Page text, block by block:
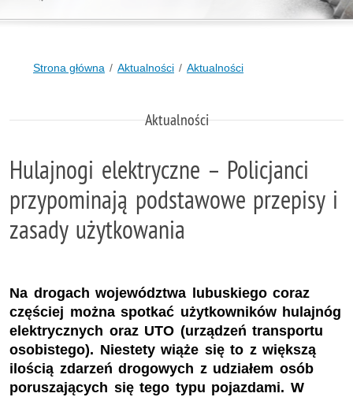
Strona główna Aktualności Aktualności
Aktualności
Hulajnogi elektryczne – Policjanci
przypominają podstawowe przepisy i
zasady użytkowania
Na drogach województwa lubuskiego coraz
częściej można spotkać użytkowników hulajnóg
elektrycznych oraz UTO (urządzeń transportu
osobistego). Niestety wiąże się to z większą
ilością zdarzeń drogowych z udziałem osób
poruszających się tego typu pojazdami. W